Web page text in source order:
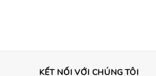
KẾT NỐI VỚI CHÚNG TÔI